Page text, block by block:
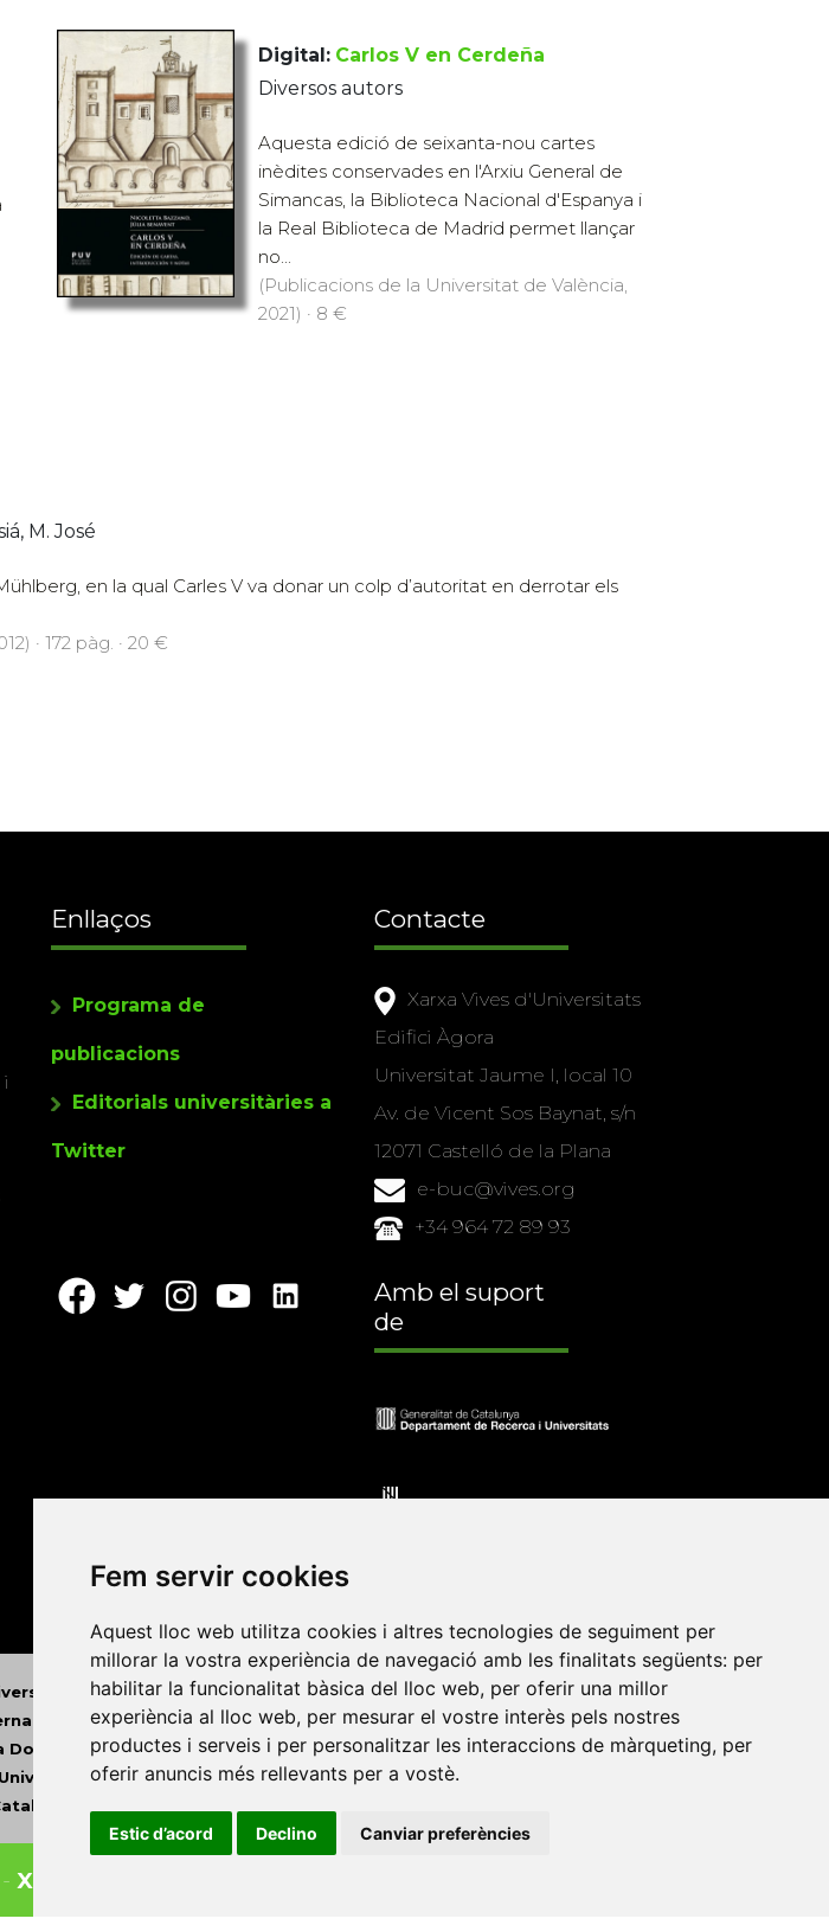
Fem servir cookies
Aquest lloc web utilitza cookies i altres tecnologies de seguiment per
millorar la vostra experiència de navegació amb les finalitats següents: per
habilitar la funcionalitat bàsica del lloc web, per oferir una millor
experiència al lloc web, per mesurar el vostre interès pels nostres
productes i serveis i per personalitzar les interaccions de màrqueting, per
oferir anuncis més rellevants per a vostè.
Estic d’acord Declino Canviar preferències
Digital: Carlos V en Cerdeña
Diversos autors
Aquesta edició de seixanta-nou cartes
inèdites conservades en l'Arxiu General de
Simancas, la Biblioteca Nacional d'Espanya i
la Real Biblioteca de Madrid permet llançar
no...
(Publicacions de la Universitat de València,
2021) · 8 €
M. José
en la qual Carles V va donar un colp d’autoritat en derrotar els
· 172 pàg. · 20 €
Enllaços
Programa de
publicacions
Editorials universitàries a
Twitter
Contacte
Xarxa Vives d'Universitats
Edifici Àgora
Universitat Jaume I, local 10
Av. de Vicent Sos Baynat, s/n
12071 Castelló de la Plana
e-buc@vives.org
+34 964 72 89 93
Amb el suport
de
Autònoma de Barcelona•Universitat de Barcelona•Universitat CEU Cardenal
de Catalunya•Universitat Jaume I•Universitat de Lleida•Universitat Miguel
Domitia •Universitat Politècnica de Catalunya•Universitat Politècnica de València•
Universitat de Sàsser•Universitat de València•Universitat de Vic - Universitat Central de
Xarxa Vives d'Universitats